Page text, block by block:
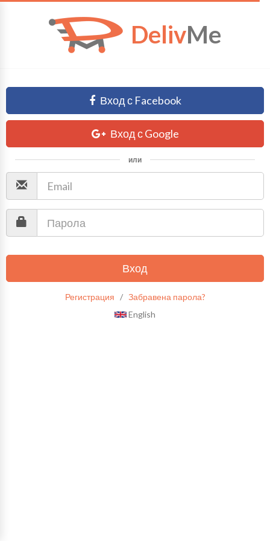
DelivMe
Вход с Facebook
Вход с Google
или
Вход
Регистрация / Забравена парола?
English